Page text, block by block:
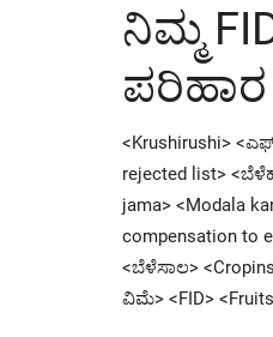
ನಿಮ್ಮ
<Krushirushi>
rejected list>
jama> <Modala
compensation to
<ಬೆಳೆಸಾಲ>
ವಿಮೆ> <FID>